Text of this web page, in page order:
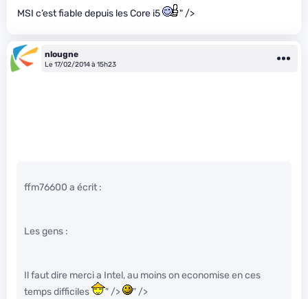
MSI c’est fiable depuis les Core i5 " />
nlougne
Le 17/02/2014 à 15h23
ffm76600 a écrit :
Les gens :
Il faut dire merci a Intel, au moins on economise en ces
temps difficiles
" /> " />